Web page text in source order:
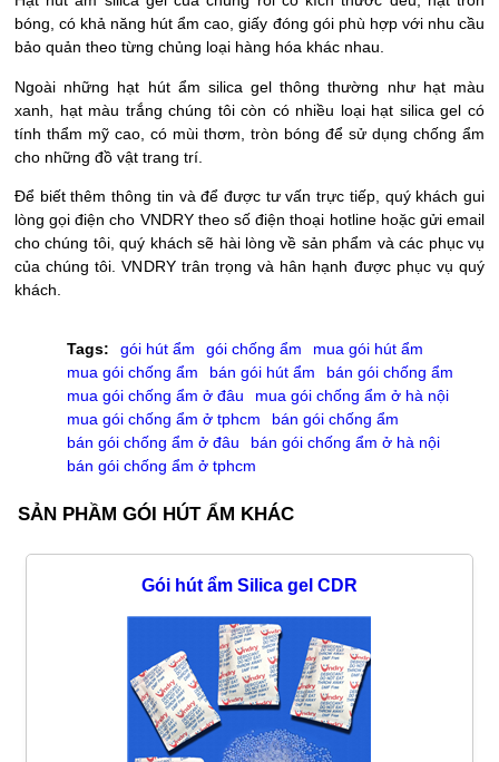
bóng, có khả năng hút ẩm cao, giấy đóng gói phù hợp với nhu cầu
bảo quản theo từng chủng loại hàng hóa khác nhau.
Ngoài những hạt hút ẩm silica gel thông thường như hạt màu
xanh, hạt màu trắng chúng tôi còn có nhiều loại hạt silica gel có
tính thẩm mỹ cao, có mùi thơm, tròn bóng để sử dụng chống ẩm
cho những đồ vật trang trí.
Để biết thêm thông tin và để được tư vấn trực tiếp, quý khách gui
lòng gọi điện cho VNDRY theo số điện thoại hotline hoặc gửi email
cho chúng tôi, quý khách sẽ hài lòng về sản phẩm và các phục vụ
của chúng tôi. VNDRY trân trọng và hân hạnh được phục vụ quý
khách.
Tags: gói hút ẩm gói chống ẩm
mua gói hút ẩm
mua gói chống ẩm
bán gói hút ẩm
bán gói chống ẩm
mua gói chống ẩm ở đâu
mua gói chống ẩm ở hà nội
mua gói chống ẩm ở tphcm
bán gói chống ẩm
bán gói chống ẩm ở đâu
bán gói chống ẩm ở hà nội
bán gói chống ẩm ở tphcm
SẢN PHẦM GÓI HÚT ẨM KHÁC
Gói hút ẩm Silica gel CDR